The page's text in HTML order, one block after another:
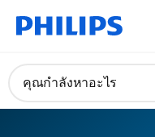
คุณกำลังหาอะไร